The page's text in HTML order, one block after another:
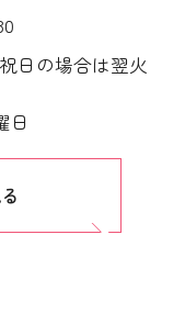
日の場合は翌火
日